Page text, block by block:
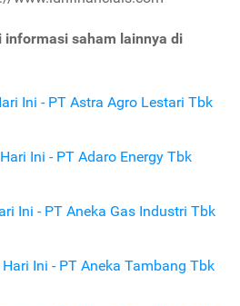
informasi saham lainnya di
Ini - PT Astra Agro Lestari Tbk
Ini - PT Adaro Energy Tbk
Ini - PT Aneka Gas Industri Tbk
Ini - PT Aneka Tambang Tbk